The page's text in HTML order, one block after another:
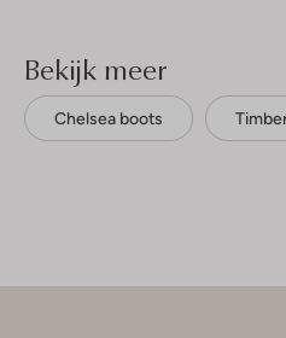
Bekijk meer
Chelsea boots